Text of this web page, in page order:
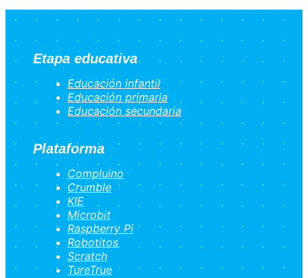
Etapa educativa
Educación infantil
Educación primaria
Educación secundaria
Plataforma
Compluino
Crumble
KIE
Microbit
Raspberry Pi
Robotitos
Scratch
TureTrue